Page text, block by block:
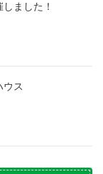
ました！
ウス